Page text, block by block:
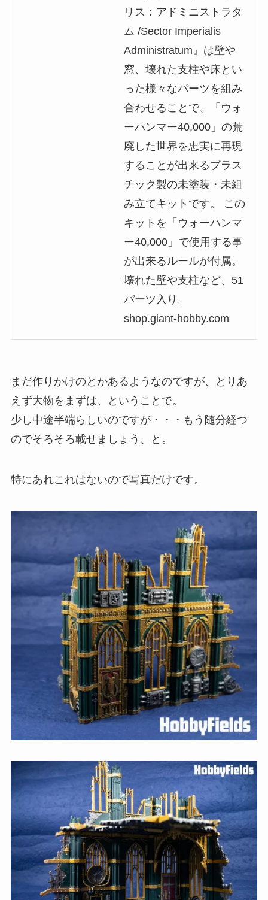
リス：アドミニストラタ
ム /Sector Imperialis
Administratum』は壁や
窓、壊れた支柱や床とい
った様々なパーツを組み
合わせることで、「ウォ
ーハンマー40,000」の荒
廃した世界を忠実に再現
することが出来るプラス
チック製の未塗装・未組
み立てキットです。 この
キットを「ウォーハンマ
ー40,000」で使用する事
が出来るルールが付属。
壊れた壁や支柱など、51
パーツ入り。
shop.giant-hobby.com
まだ作りかけのとかあるようなのですが、とりあ
えず大物をまずは、ということで。
少し中途半端らしいのですが・・・もう随分経つ
のでそろそろ載せましょう、と。
特にあれこれはないので写真だけです。